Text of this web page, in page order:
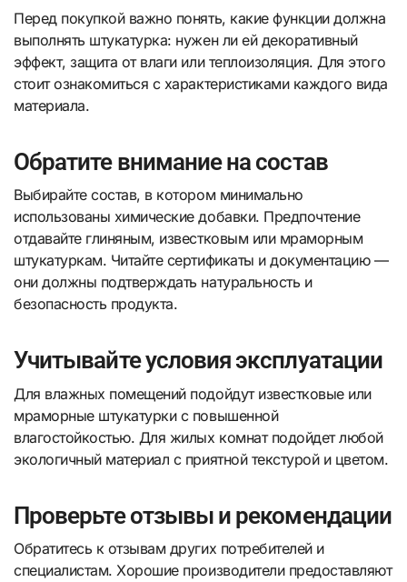
Перед покупкой важно понять, какие функции должна
выполнять штукатурка: нужен ли ей декоративный
эффект, защита от влаги или теплоизоляция. Для этого
стоит ознакомиться с характеристиками каждого вида
материала.
Обратите внимание на состав
Выбирайте состав, в котором минимально
использованы химические добавки. Предпочтение
отдавайте глиняным, известковым или мраморным
штукатуркам. Читайте сертификаты и документацию —
они должны подтверждать натуральность и
безопасность продукта.
Учитывайте условия эксплуатации
Для влажных помещений подойдут известковые или
мраморные штукатурки с повышенной
влагостойкостью. Для жилых комнат подойдет любой
экологичный материал с приятной текстурой и цветом.
Проверьте отзывы и рекомендации
Обратитесь к отзывам других потребителей и
специалистам. Хорошие производители предоставляют